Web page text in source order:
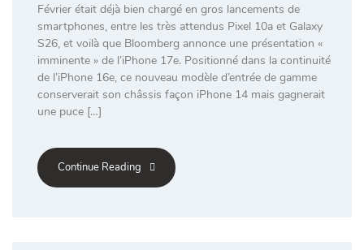
Février était déjà bien chargé en gros lancements de
smartphones, entre les très attendus Pixel 10a et Galaxy
S26, et voilà que Bloomberg annonce une présentation «
imminente » de l’iPhone 17e. Positionné dans la continuité
de l’iPhone 16e, ce nouveau modèle d’entrée de gamme
conserverait son châssis façon iPhone 14 mais gagnerait
une puce […]
Continue Reading